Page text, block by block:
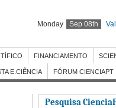
Monday Sep 08th
FINANCIAMENTO
E.CIÊNCIA FÓRUM CIENCIAPT
Pesquisa